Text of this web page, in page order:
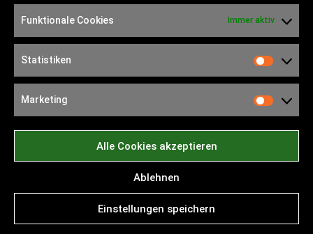
Funktionale Cookies Immer aktiv
Statistiken
Marketing
Alle Cookies akzeptieren
Ablehnen
Einstellungen speichern
Worüber möchten Sie sich
informieren?
© 2022 Manuela Holmer